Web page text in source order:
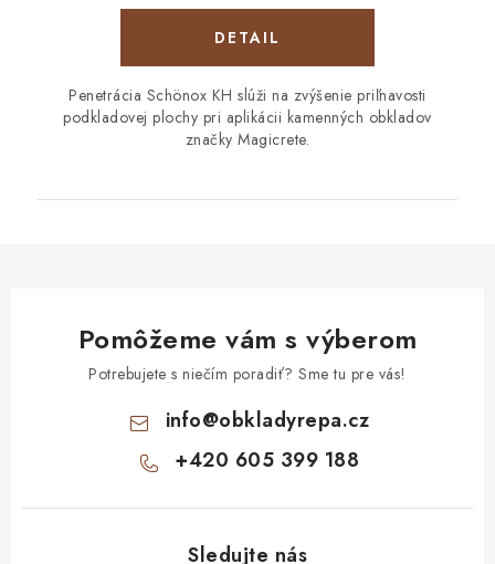
DETAIL
Penetrácia Schönox KH slúži na zvýšenie priľnavosti
podkladovej plochy pri aplikácii kamenných obkladov
značky Magicrete.
Pomôžeme vám s výberom
Potrebujete s niečím poradiť? Sme tu pre vás!
info@obkladyrepa.cz
+420 605 399 188